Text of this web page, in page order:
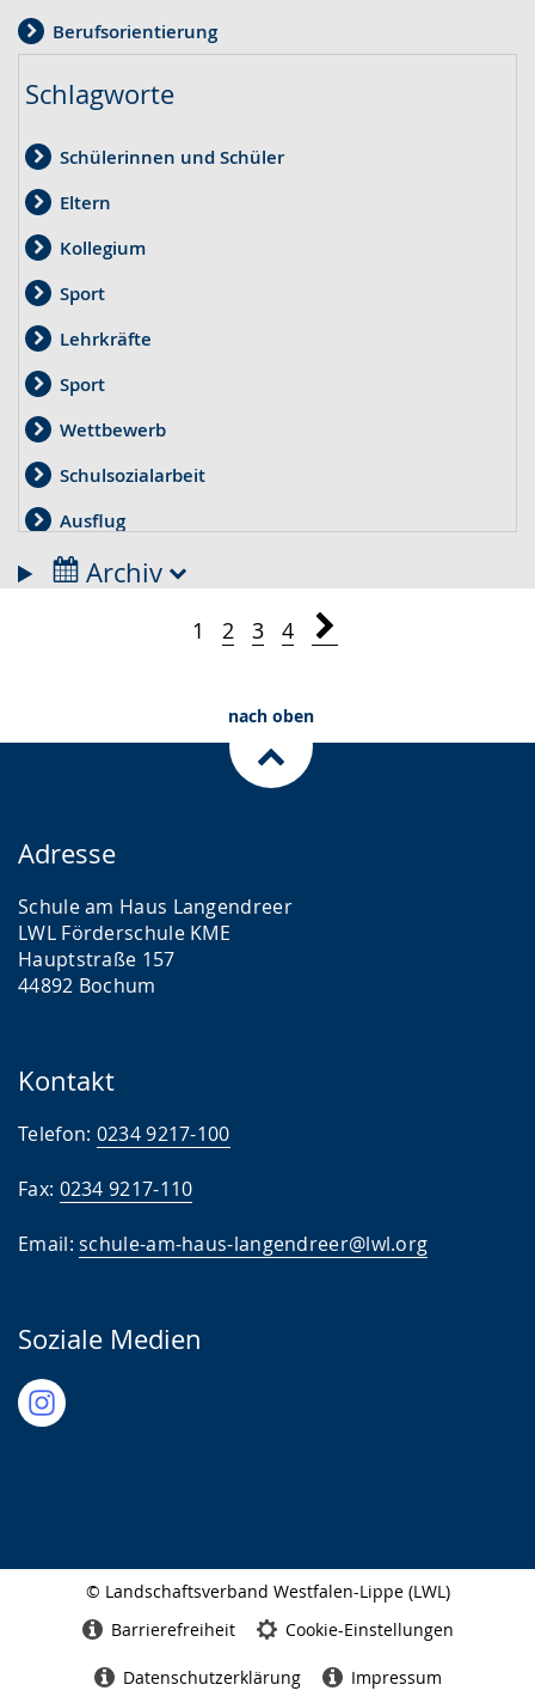
Berufsorientierung
Schlagworte
Schülerinnen und Schüler
Eltern
Kollegium
Sport
Lehrkräfte
Sport
Wettbewerb
Schulsozialarbeit
Ausflug
Therapie
Spende
Ferienbetreuung
Sportfest
Berufsorientierung
Archiv
1 2 3 4
nach oben
Adresse
Schule am Haus Langendreer
LWL Förderschule KME
Hauptstraße 157
44892 Bochum
Kontakt
Telefon: 0234 9217-100
Fax: 0234 9217-110
Email:schule-am-haus-langendreer@lwl.org
Soziale Medien
© Landschaftsverband Westfalen-Lippe (LWL)
Barrierefreiheit Cookie-Einstellungen
Datenschutzerklärung Impressum